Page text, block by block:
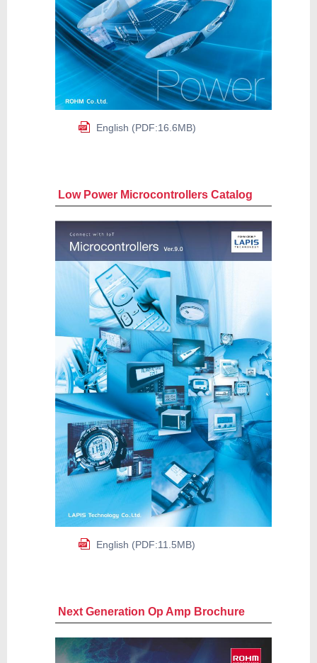
English (PDF:16.6MB)
Low Power Microcontrollers Catalog
English (PDF:11.5MB)
Next Generation Op Amp Brochure